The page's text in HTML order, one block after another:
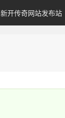
新开传奇网站发布站